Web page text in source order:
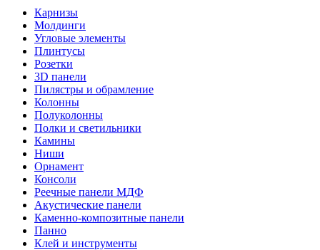
Карнизы
Молдинги
Угловые элементы
Плинтусы
Розетки
3D панели
Пилястры и обрамление
Колонны
Полуколонны
Полки и светильники
Камины
Ниши
Орнамент
Консоли
Реечные панели МДФ
Акустические панели
Каменно-композитные панели
Панно
Клей и инструменты